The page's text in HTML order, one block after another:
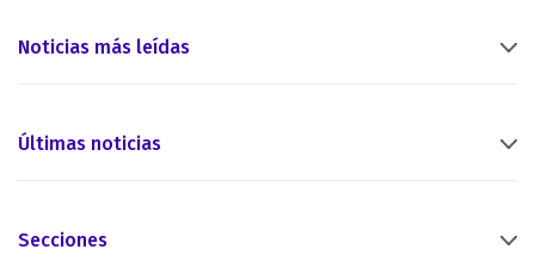
Noticias más leídas
Últimas noticias
Secciones